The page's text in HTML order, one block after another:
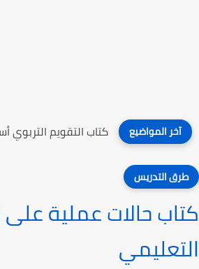
آخر المواضيع كتاب الثقة بالمعلمين
طرق التدريس
كتاب حالات عملية
التعليمي